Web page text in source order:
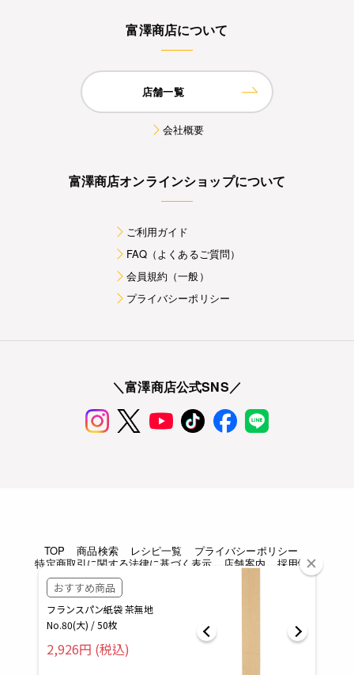
富澤商店について
店舗一覧
会社概要
富澤商店オンラインショップについて
ご利用ガイド
FAQ（よくあるご質問）
会員規約（一般）
プライバシーポリシー
＼富澤商店公式SNS／
TOP 商品検索 レシピ一覧
プライバシーポリシー
特定商取引に関する法律に基づく表示
店舗案内 採用情報
Copyright © TOMIZAWA SHOUTEN All rights reserved.